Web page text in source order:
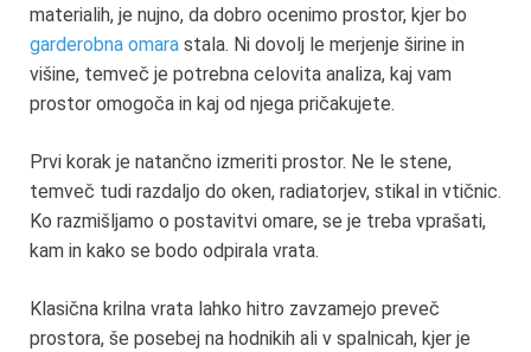
materialih, je nujno, da dobro ocenimo prostor, kjer bo
garderobna omara stala. Ni dovolj le merjenje širine in
višine, temveč je potrebna celovita analiza, kaj vam
prostor omogoča in kaj od njega pričakujete.
Prvi korak je natančno izmeriti prostor. Ne le stene,
temveč tudi razdaljo do oken, radiatorjev, stikal in vtičnic.
Ko razmišljamo o postavitvi omare, se je treba vprašati,
kam in kako se bodo odpirala vrata.
Klasična krilna vrata lahko hitro zavzamejo preveč
prostora, še posebej na hodnikih ali v spalnicah, kjer je